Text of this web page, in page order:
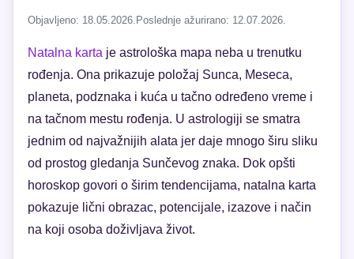
Objavljeno: 18.05.2026. Poslednje ažurirano: 12.07.2026.
Natalna karta je astrološka mapa neba u trenutku
rođenja. Ona prikazuje položaj Sunca, Meseca,
planeta, podznaka i kuća u tačno određeno vreme i
na tačnom mestu rođenja. U astrologiji se smatra
jednim od najvažnijih alata jer daje mnogo širu sliku
od prostog gledanja Sunčevog znaka. Dok opšti
horoskop govori o širim tendencijama, natalna karta
pokazuje lični obrazac, potencijale, izazove i način
na koji osoba doživljava život.